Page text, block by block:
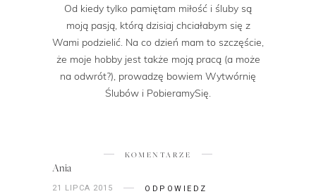
Od kiedy tylko pamiętam miłość i śluby są
moją pasją, którą dzisiaj chciałabym się z
Wami podzielić. Na co dzień mam to szczęście,
że moje hobby jest także moją pracą (a może
na odwrót?), prowadzę bowiem Wytwórnię
Ślubów i PobieramySię.
KOMENTARZE
Ania
21 LIPCA 2015 ODPOWIEDZ